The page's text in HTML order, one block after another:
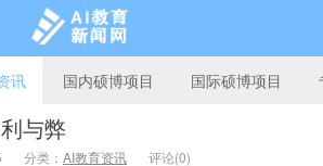
讯 国内硕博项目 国际硕博项目
与弊
分类： AI教育资讯 评论(0)